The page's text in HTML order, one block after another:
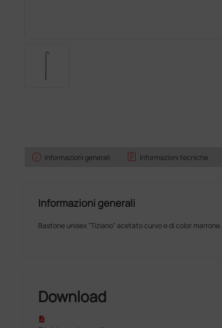
info Informazioni generali assignment Informazioni tecniche
Informazioni generali
Bastone unisex "Tiziano" acetato curvo e di color marrone.
Download